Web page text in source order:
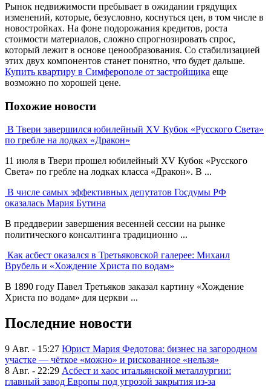
Рынок недвижимости пребывает в ожидании грядущих
изменений, которые, безусловно, коснуться цен, в том числе в
новостройках. На фоне подорожания кредитов, роста
стоимости материалов, сложно спрогнозировать спрос,
который лежит в основе ценообразования. Со стабилизацией
этих двух компонентов станет понятно, что будет дальше.
Купить квартиру в Симферополе от застройщика еще
возможно по хорошей цене.
Похожие новости
В Твери завершился юбилейный XV Кубок «Русского Света»
по гребле на лодках «Дракон»
11 июля в Твери прошел юбилейный XV Кубок «Русского
Света» по гребле на лодках класса «Дракон». В ...
В числе самых эффективных депутатов Госдумы РФ
оказалась Мария Бутина
В преддверии завершения весенней сессии на рынке
политического консалтинга традиционно ...
Как асбест оказался в Третьяковской галерее: Михаил
Врубель и «Хождение Христа по водам»
В 1890 году Павел Третьяков заказал картину «Хождение
Христа по водам» для церкви ...
Последние новости
9 Авг. - 15:27 Юрист Мария Федотова: бизнес на загородном
участке — чёткое «можно» и рискованное «нельзя»
8 Авг. - 22:29 Асбест и хаос итальянской металлургии:
главный завод Европы под угрозой закрытия из-за